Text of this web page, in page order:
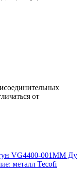
от
VG4400-001MM Ду
металл Tecofi